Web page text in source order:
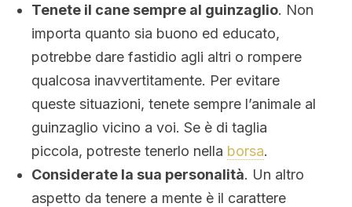
Tenete il cane sempre al guinzaglio. Non
importa quanto sia buono ed educato,
potrebbe dare fastidio agli altri o rompere
qualcosa inavvertitamente. Per evitare
queste situazioni, tenete sempre l’animale al
guinzaglio vicino a voi. Se è di taglia
piccola, potreste tenerlo nella borsa.
Considerate la sua personalità. Un altro
aspetto da tenere a mente è il carattere